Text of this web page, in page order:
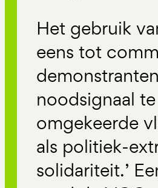
Het gebruik
eens tot
noodsignaal
omgekeerde
als politiek-
solidariteit.’